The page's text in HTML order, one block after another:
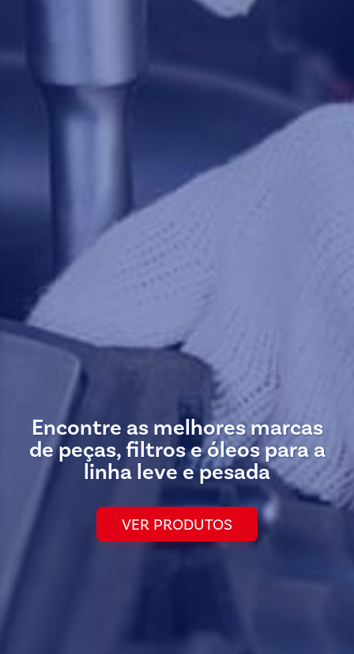
Encontre as melhores marcas
de peças, filtros e óleos para a
linha leve e pesada
VER PRODUTOS